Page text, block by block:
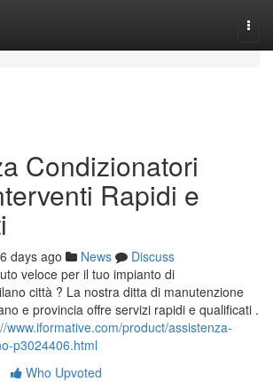
Condizionatori
Rapidi e
days ago News
Discuss
veloce per il tuo impianto di
città ? La nostra ditta di manutenzione
e provincia offre servizi rapidi e qualificati .
www.iformative.com/product/assistenza-
p3024406.html
Who Upvoted